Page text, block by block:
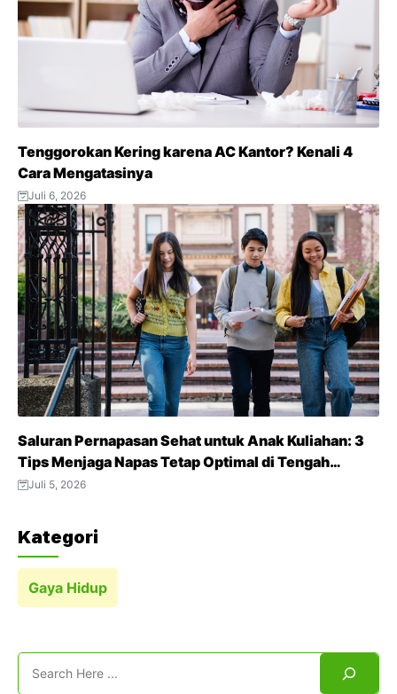
Tenggorokan Kering karena AC Kantor? Kenali 4
Cara Mengatasinya
Juli 6, 2026
Saluran Pernapasan Sehat untuk Anak Kuliahan: 3
Tips Menjaga Napas Tetap Optimal di Tengah
Aktivitas Padat
Juli 5, 2026
Kategori
Gaya Hidup
Search